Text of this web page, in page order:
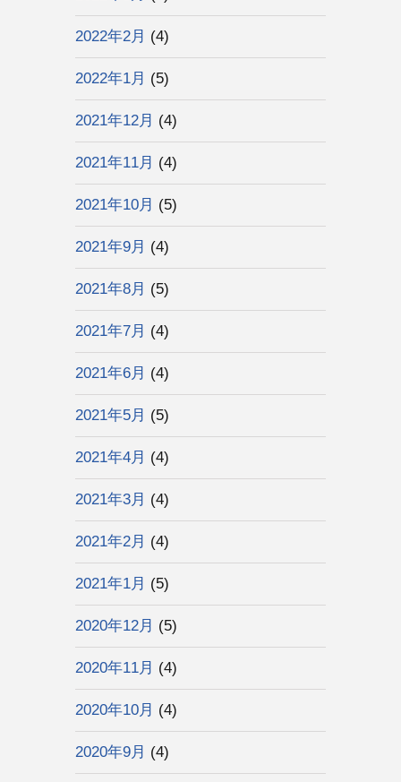
2022年2月 (4)
2022年1月 (5)
2021年12月 (4)
2021年11月 (4)
2021年10月 (5)
2021年9月 (4)
2021年8月 (5)
2021年7月 (4)
2021年6月 (4)
2021年5月 (5)
2021年4月 (4)
2021年3月 (4)
2021年2月 (4)
2021年1月 (5)
2020年12月 (5)
2020年11月 (4)
2020年10月 (4)
2020年9月 (4)